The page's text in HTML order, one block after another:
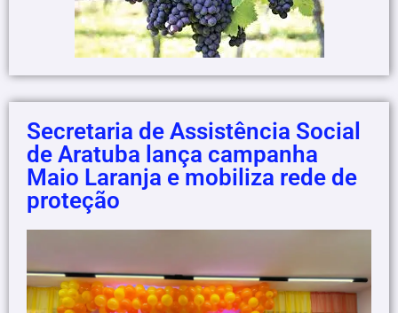
Secretaria de Assistência Social
de Aratuba lança campanha
Maio Laranja e mobiliza rede de
proteção